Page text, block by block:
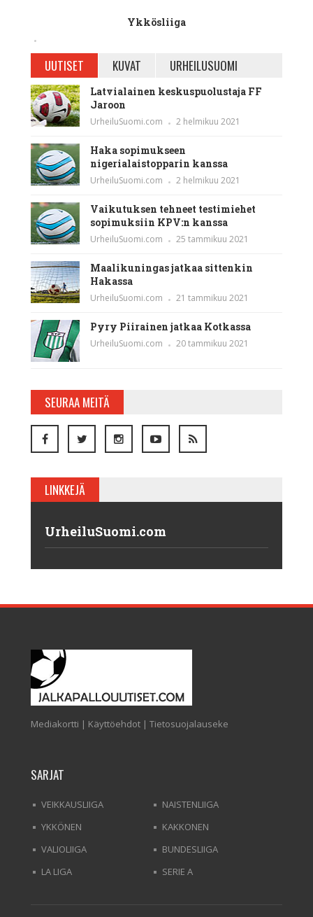
Ykkösliiga
UUTISET KUVAT URHEILUSUOMI
Latvialainen keskuspuolustaja FF
Jaroon
UrheiluSuomi.com 2 helmikuu 2021
Haka sopimukseen
nigerialaistopparin kanssa
UrheiluSuomi.com 2 helmikuu 2021
Vaikutuksen tehneet testimiehet
sopimuksiin KPV:n kanssa
UrheiluSuomi.com 25 tammikuu 2021
Maalikuningas jatkaa sittenkin
Hakassa
UrheiluSuomi.com 21 tammikuu 2021
Pyry Piirainen jatkaa Kotkassa
UrheiluSuomi.com 20 tammikuu 2021
SEURAA MEITÄ
LINKKEJÄ
UrheiluSuomi.com
Mediakortti | Käyttöehdot | Tietosuojalauseke
SARJAT
VEIKKAUSLIIGA
NAISTENLIIGA
YKKÖNEN
KAKKONEN
VALIOLIIGA
BUNDESLIIGA
LA LIGA
SERIE A